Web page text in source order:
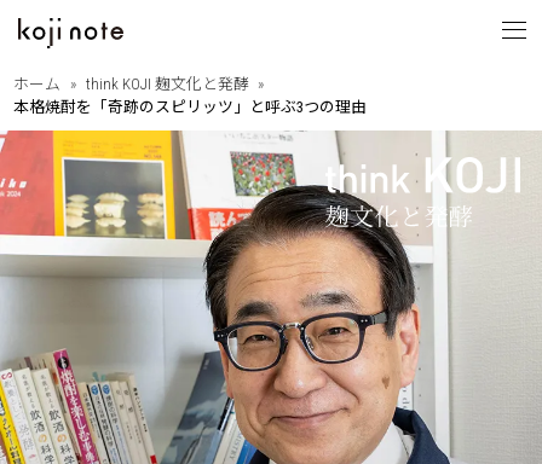
koji noteとは
from OITA
大分を巡る
・大分の歩きたくなる道
・相原正明フォトエッセイ
・大分ゆかりのあの人
・大分に暮らすということ
think KOJI
麹文化と発酵
・Dr.下田の新本格焼酎論
・もっと語ろう麹と発酵
・はじめての発酵食レシピ
・麹と発酵の基礎講座
ホーム
think KOJI 麹文化と発酵
本格焼酎を「奇跡のスピリッツ」と呼ぶ3つの理由